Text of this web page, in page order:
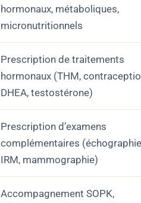
hormonaux, métaboliques,
micronutritionnels
Prescription de traitements
hormonaux (THM,
DHEA, testostérone)
Prescription d’examens
complémentaires
IRM, mammographie)
Accompagnement SOPK,